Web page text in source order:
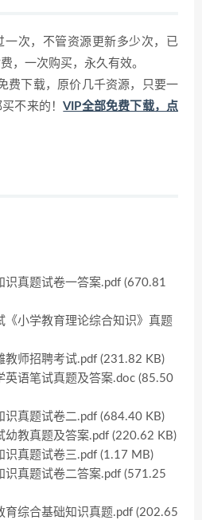
一次，不管资源更新多少次，已
，一次购买，永久有效。
费下载，原价几千资源，只要一
不来的！VIP全部免费下载，点
真题试卷一答案.pdf (670.81
小学教育理论综合知识》真题
师招聘考试.pdf (231.82 KB)
语笔试真题及答案.doc (85.50
真题试卷二.pdf (684.40 KB)
教真题及答案.pdf (220.62 KB)
真题试卷三.pdf (1.17 MB)
真题试卷二答案.pdf (571.25
综合基础知识真题.pdf (202.65